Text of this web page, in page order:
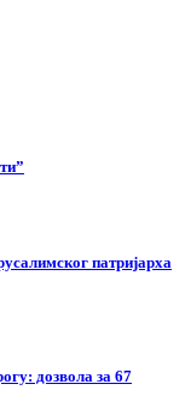
патријарха
дозвола за 67